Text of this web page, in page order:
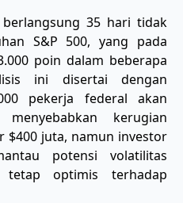
35 hari tidak
S&P 500, yang pada
poin dalam beberapa
ini disertai dengan
pekerja federal akan
kerugian
$400 juta, namun investor
potensi volatilitas
optimis terhadap